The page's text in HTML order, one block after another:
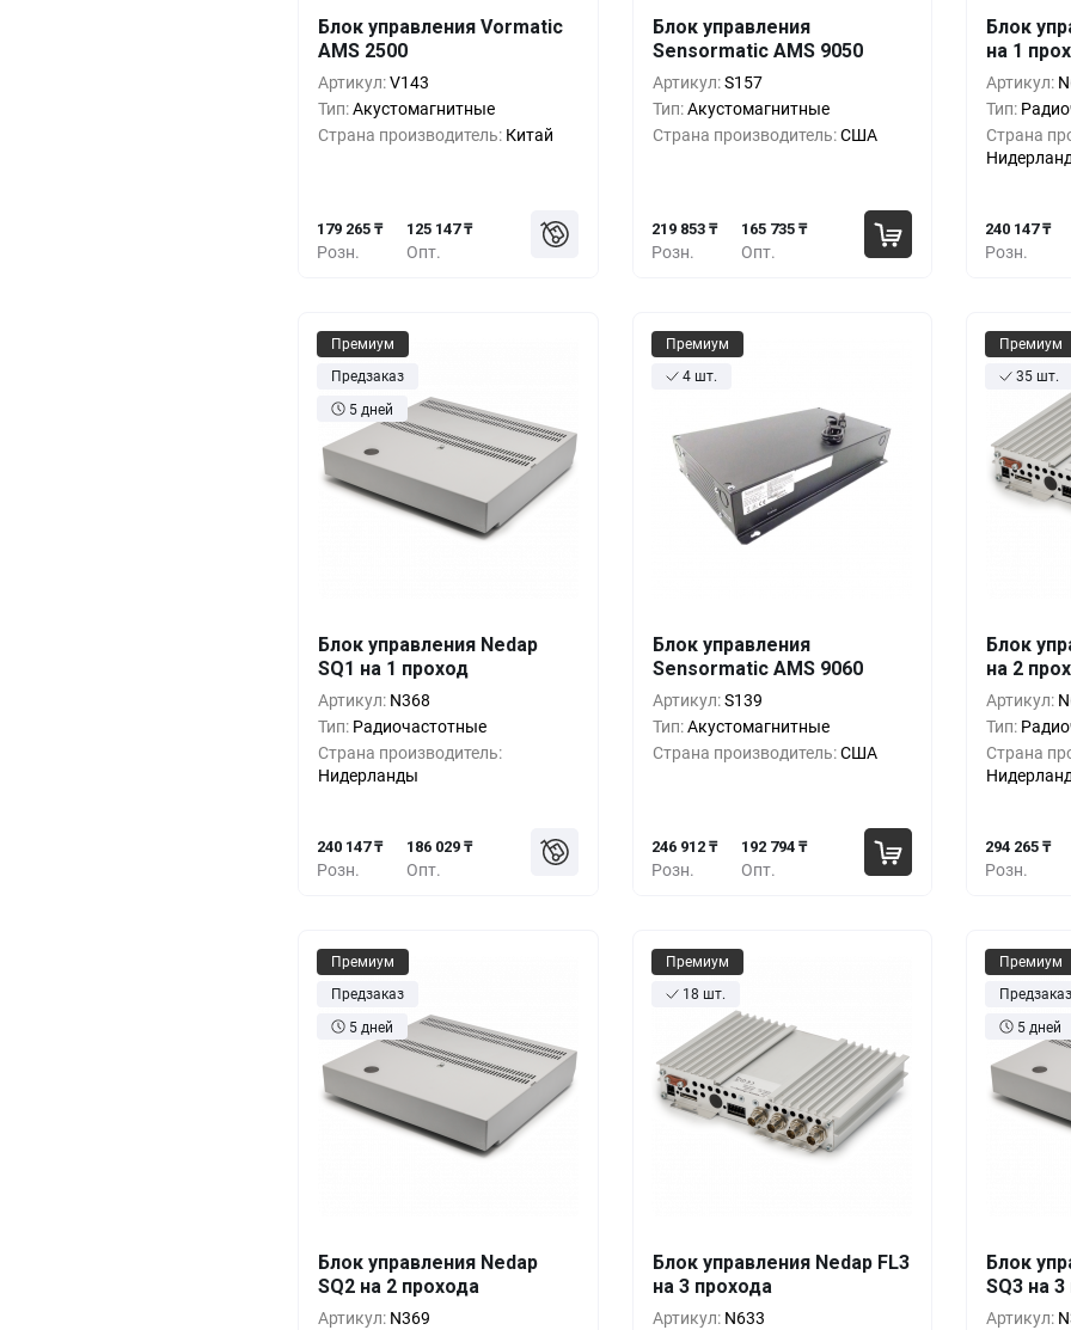
Блок управления Vormatic
AMS 2500
Артикул:V143
Тип:Акустомагнитные
Страна производитель: Китай
Розн.
179 265 ₸
Опт.
125 147 ₸
Кол-во Выгода За 1 шт.
0%
5+ -11% 158 971 ₸
Блок управления
Sensormatic AMS 9050
Артикул:S157
Тип:Акустомагнитные
Страна производитель:США
Розн.
219 853 ₸
Опт.
165 735 ₸
Кол-во Выгода
0%
5+ -9% 199 559 ₸
Блок
на 1
Артикул:
Тип:
Страна
Розн.
240 147 ₸
Кол-во
5+
10+
Премиум
Предзаказ
5 дней
Блок управления Nedap
SQ1 на 1 проход
Артикул: N368
Тип: Радиочастотные
Страна производитель:
Нидерланды
Розн.
240 147 ₸
Опт.
186 029 ₸
Кол-во Выгода За 1 шт.
0%
5+ -8% 219 853 ₸
10+ -16%
Премиум
4 шт.
Блок управления
Sensormatic AMS 9060
Артикул:S139
Тип:Акустомагнитные
Страна производитель:США
Розн.
246 912 ₸
Опт.
192 794 ₸
Кол-во Выгода
0%
5+ -8% 226 618 ₸
Премиум
35 шт.
Блок
на 2
Артикул:
Тип:
Страна
Розн.
294 265 ₸
Кол-во
5+
10+
Премиум
Предзаказ
5 дней
Блок управления Nedap
SQ2 на 2 прохода
Артикул: N369
Кол-во Выгода За 1 шт.
0%
Премиум
18 шт.
Блок управления Nedap FL3
на 3 прохода
Артикул: N633
Кол-во Выгода За 1 шт.
0%
Премиум
Предзаказ
5 дней
Блок
SQ3 на
Артикул:
Кол-во